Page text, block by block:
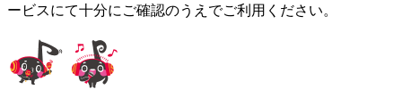
ービスにて十分にご確認のうえでご利用ください。